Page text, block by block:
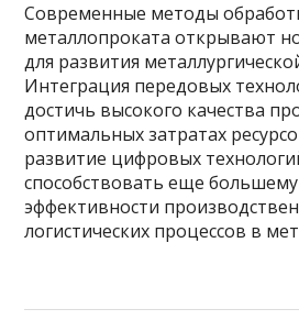
Современные методы
металлопроката открывают
для развития
Интеграция передовых
достичь высокого качества
оптимальных затратах
развитие цифровых
способствовать еще
эффективности
логистических процессов в